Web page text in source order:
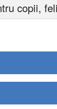
copii,